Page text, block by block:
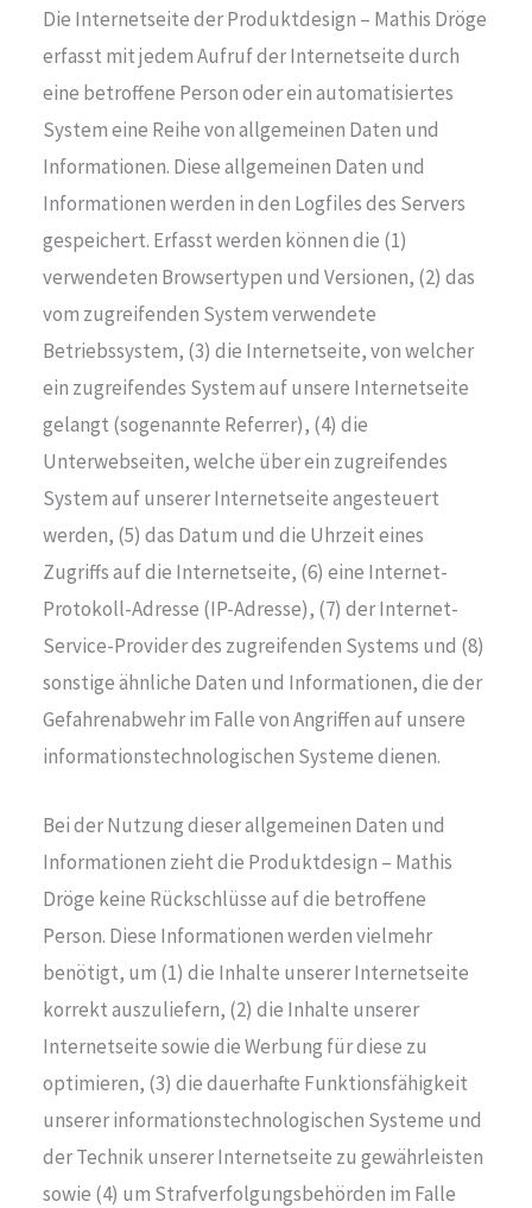
Die Internetseite der Produktdesign – Mathis Dröge
erfasst mit jedem Aufruf der Internetseite durch
eine betroffene Person oder ein automatisiertes
System eine Reihe von allgemeinen Daten und
Informationen. Diese allgemeinen Daten und
Informationen werden in den Logfiles des Servers
gespeichert. Erfasst werden können die (1)
verwendeten Browsertypen und Versionen, (2) das
vom zugreifenden System verwendete
Betriebssystem, (3) die Internetseite, von welcher
ein zugreifendes System auf unsere Internetseite
gelangt (sogenannte Referrer), (4) die
Unterwebseiten, welche über ein zugreifendes
System auf unserer Internetseite angesteuert
werden, (5) das Datum und die Uhrzeit eines
Zugriffs auf die Internetseite, (6) eine Internet-
Protokoll-Adresse (IP-Adresse), (7) der Internet-
Service-Provider des zugreifenden Systems und (8)
sonstige ähnliche Daten und Informationen, die der
Gefahrenabwehr im Falle von Angriffen auf unsere
informationstechnologischen Systeme dienen.
Bei der Nutzung dieser allgemeinen Daten und
Informationen zieht die Produktdesign – Mathis
Dröge keine Rückschlüsse auf die betroffene
Person. Diese Informationen werden vielmehr
benötigt, um (1) die Inhalte unserer Internetseite
korrekt auszuliefern, (2) die Inhalte unserer
Internetseite sowie die Werbung für diese zu
optimieren, (3) die dauerhafte Funktionsfähigkeit
unserer informationstechnologischen Systeme und
der Technik unserer Internetseite zu gewährleisten
sowie (4) um Strafverfolgungsbehörden im Falle